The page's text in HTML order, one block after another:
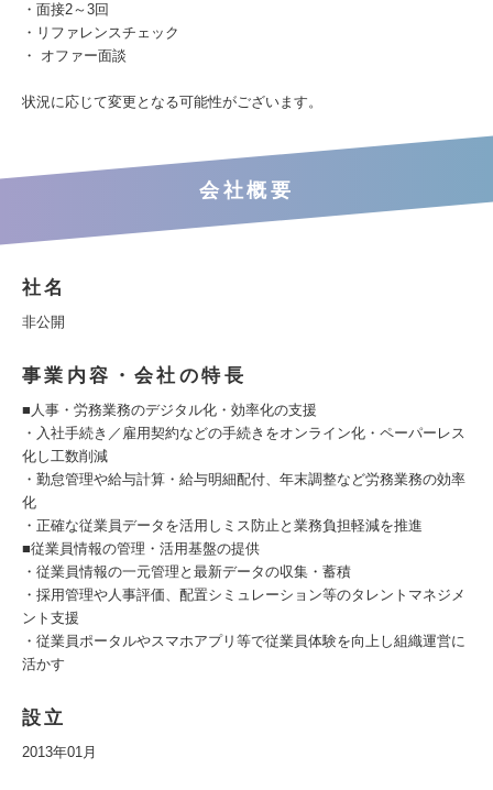
・面接2～3回
・リファレンスチェック
・ オファー面談
状況に応じて変更となる可能性がございます。
会社概要
社名
非公開
事業内容・会社の特長
■人事・労務業務のデジタル化・効率化の支援
・入社手続き／雇用契約などの手続きをオンライン化・ペーパーレス
化し工数削減
・勤怠管理や給与計算・給与明細配付、年末調整など労務業務の効率
化
・正確な従業員データを活用しミス防止と業務負担軽減を推進
■従業員情報の管理・活用基盤の提供
・従業員情報の一元管理と最新データの収集・蓄積
・採用管理や人事評価、配置シミュレーション等のタレントマネジメ
ント支援
・従業員ポータルやスマホアプリ等で従業員体験を向上し組織運営に
活かす
設立
2013年01月